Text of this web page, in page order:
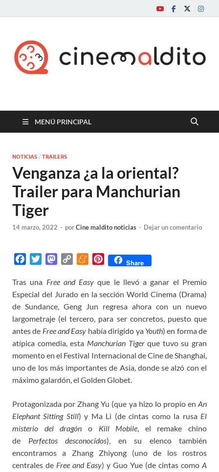
Cine maldito
MENÚ PRINCIPAL
NOTICIAS / TRAILERS
Venganza ¿a la oriental?
Trailer para Manchurian
Tiger
14 marzo, 2022 - porCine maldito noticias - Dejar un comentario
c
e
b
o
o
k
i
t
t
e
r
M
s
t
o
d
o
n
p
y
L
i
n
k
M
n
e
a
m
e
P
n
t
e
r
e
s
t
Share
Tras una Free and Easy que le llevó a ganar el Premio
Especial del Jurado en la sección World Cinema (Drama)
de Sundance, Geng Jun regresa ahora con un nuevo
largometraje (el tercero, para ser concretos, puesto que
antes de Free and Easy había dirigido ya Youth) en forma de
atípica comedia, esta Manchurian Tigerque tuvo su gran
momento en el Festival Internacional de Cine de Shanghai,
uno de los más importantes de Asia, donde se alzó con el
máximo galardón, el Golden Globet.
Protagonizada por Zhang Yu (que ya hizo lo propio en An
Elephant Sitting Still) y Ma Li (de cintas como la rusa El
misterio del dragón o Kill Mobile, el remake chino
de Perfectos desconocidos), en su elenco también
encontramos a Zhang Zhiyong (uno de los rostros
centrales de Free and Easy) y Guo Yue (de cintas como A